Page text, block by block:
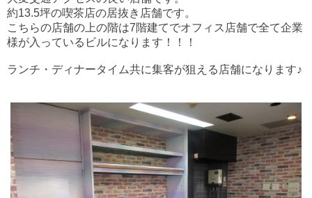
約13.5坪の喫茶店の居抜き店舗です。
こちらの店舗の上の階は7階建てでオフィス店舗で全て企業
様が入っているビルになります！！！
ランチ・ディナータイム共に集客が狙える店舗になります♪